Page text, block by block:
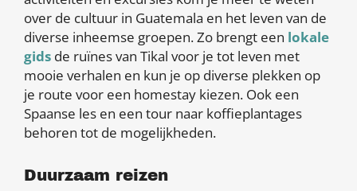
over de cultuur in Guatemala en het leven van de
diverse inheemse groepen. Zo brengt een lokale
gids de ruïnes van Tikal voor je tot leven met
mooie verhalen en kun je op diverse plekken op
je route voor een homestay kiezen. Ook een
Spaanse les en een tour naar koffieplantages
behoren tot de mogelijkheden.
Duurzaam reizen